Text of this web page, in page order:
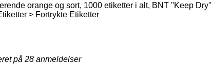
orange og sort, 1000 etiketter i alt, BNT ''Keep Dry''
> Fortrykte Etiketter
på 28 anmeldelser